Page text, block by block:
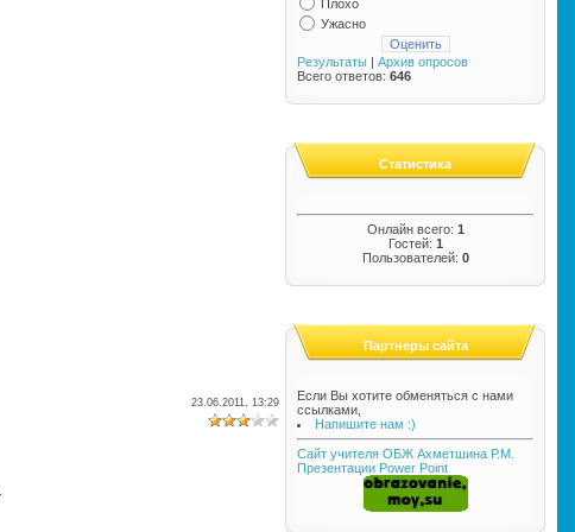
23.06.2011, 13:29
Плохо
Ужасно
Результаты | Архив опросов
Всего ответов: 646
Статистика
Онлайн всего: 1
Гостей: 1
Пользователей: 0
Партнеры сайта
Если Вы хотите обменяться с нами
ссылками,
Напишите нам :)
Сайт учителя ОБЖ Ахметшина Р.М.
Презентации Power Point